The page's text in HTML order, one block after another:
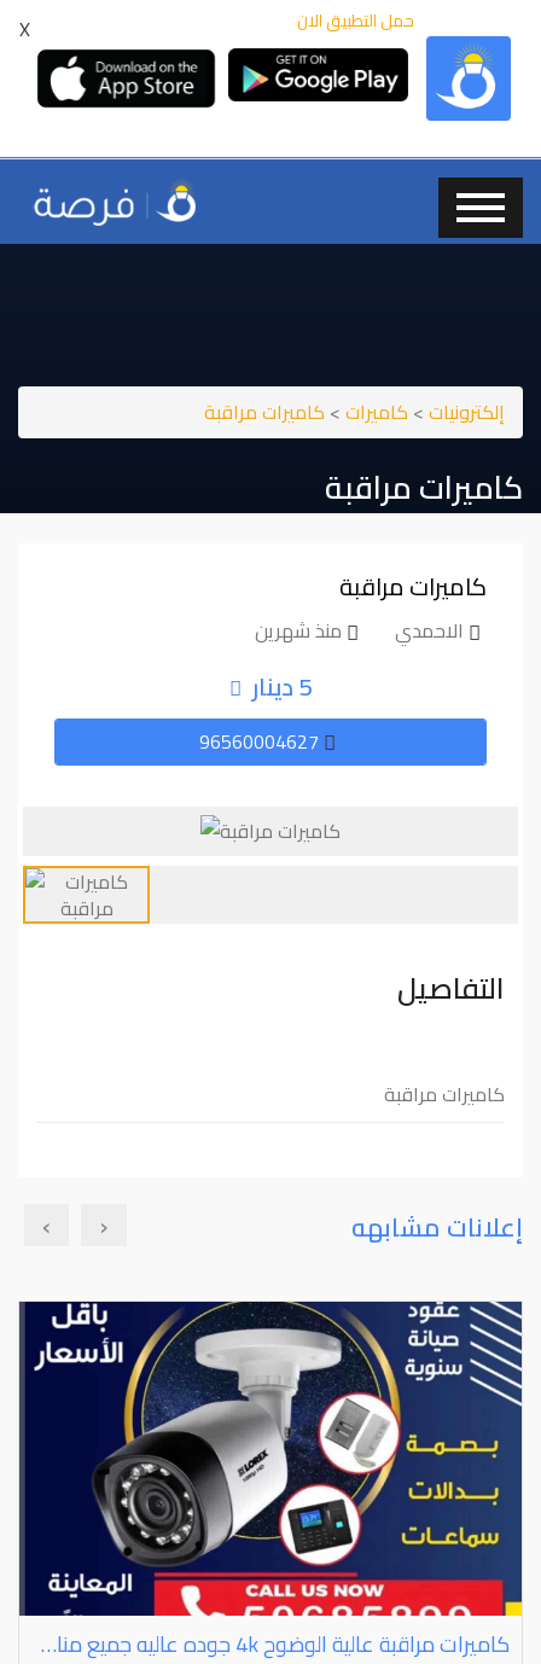
X حمل التطبيق الان
إلكترونيات> كاميرات> كاميرات مراقبة
كاميرات مراقبة
كاميرات مراقبة
الاحمدي منذ شهرين
5 دينار
التفاصيل
كاميرات مراقبة
إعلانات مشابهه
كاميرات مراقبة عالية الوضوح ⁦⁦4k⁩⁩ جوده عاليه جميع مناطق الكويت
‹
›